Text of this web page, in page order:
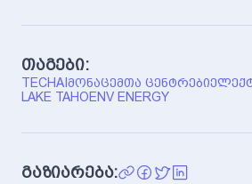
თაგები:
TECHAI ᲛᲝᲜᲐᲪᲔᲛᲗᲐ ᲪᲔᲜᲢᲠᲔᲑᲘ
LAKE TAHOENV ENERGY
გაზიარება: